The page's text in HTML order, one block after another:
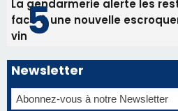
Régie publicitaire